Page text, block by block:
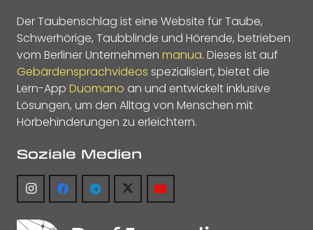
Der Taubenschlag ist eine Website für Taube,
Schwerhörige, Taubblinde und Hörende, betrieben
vom Berliner Unternehmen manua. Dieses ist auf
Gebärdensprachvideos spezialisiert, bietet die
Lern-App Duomano an und entwickelt inklusive
Lösungen, um den Alltag von Menschen mit
Hörbehinderungen zu erleichtern.
Soziale Medien